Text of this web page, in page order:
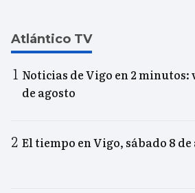
Atlántico TV
Noticias de Vigo en 2 minutos:
de agosto
El tiempo en Vigo, sábado 8 de